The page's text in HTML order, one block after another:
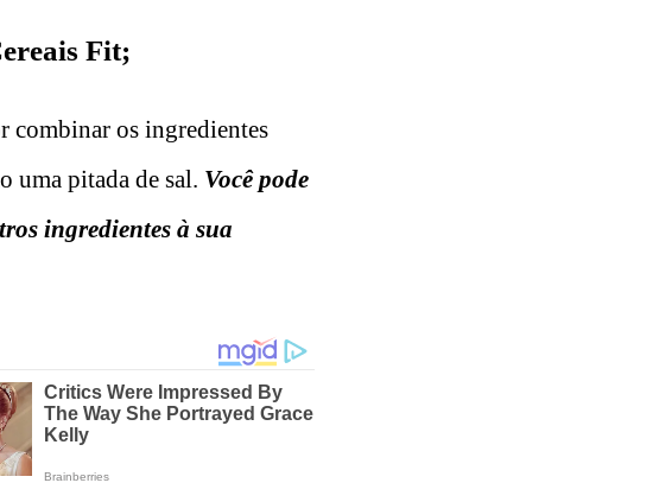
Fit;
combinar os ingredientes
uma pitada de sal. Você pode
ingredientes à sua